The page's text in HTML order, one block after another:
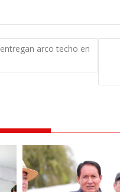
arco techo en